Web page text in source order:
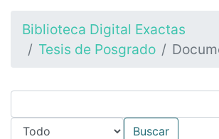
Biblioteca Digital Exactas
Tesis de Posgrado